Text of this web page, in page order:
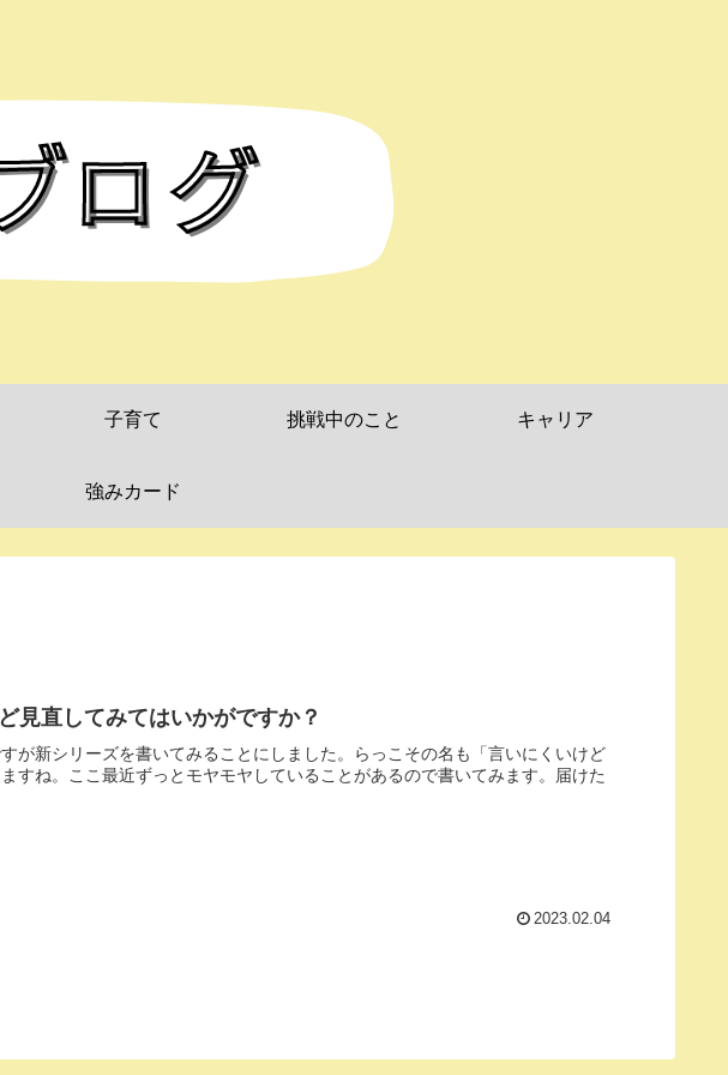
子育て 挑戦中のこと キャリア
強みカード
見直してみてはいかがですか？
が新シリーズを書いてみることにしました。らっこその名も「言いにくいけど
すね。ここ最近ずっとモヤモヤしていることがあるので書いてみます。届けた
2023.02.04